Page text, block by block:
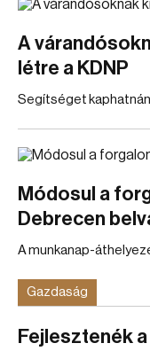
A
létre a KDNP
Segítséget
Módosul a
Debrecen
A munkanap-
Gazdaság
Fejlesztenék